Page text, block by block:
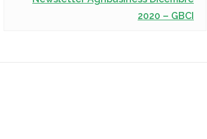
2020 – GBCI